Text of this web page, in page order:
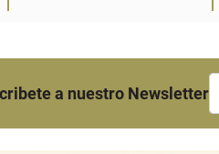
a nuestro Newsletter